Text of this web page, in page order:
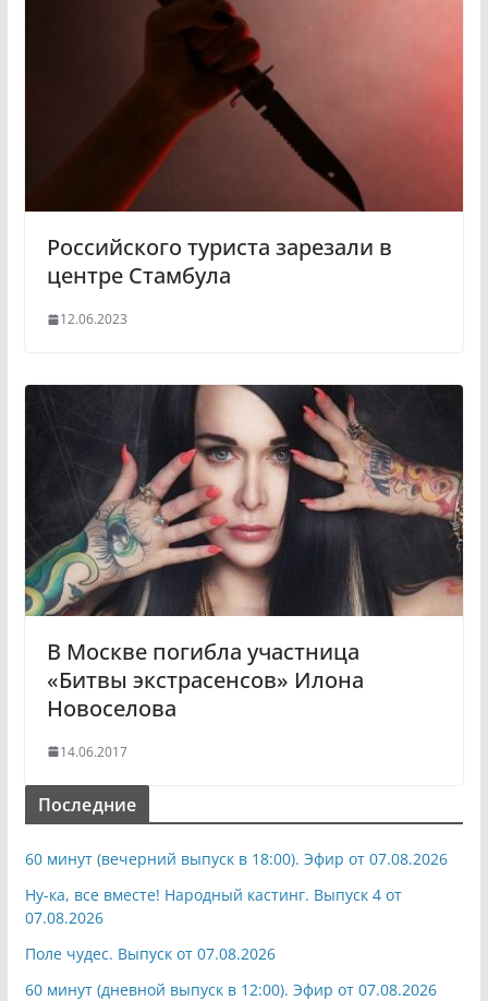
Российского туриста зарезали в
центре Стамбула
12.06.2023
В Москве погибла участница
«Битвы экстрасенсов» Илона
Новоселова
14.06.2017
Последние
60 минут (вечерний выпуск в 18:00). Эфир от 07.08.2026
Ну-ка, все вместе! Народный кастинг. Выпуск 4 от
07.08.2026
Поле чудес. Выпуск от 07.08.2026
60 минут (дневной выпуск в 12:00). Эфир от 07.08.2026